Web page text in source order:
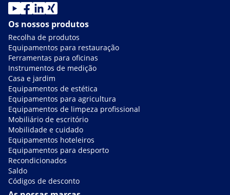
Os nossos produtos
Recolha de produtos
Equipamentos para restauração
Ferramentas para oficinas
Instrumentos de medição
Casa e jardim
Equipamentos de estética
Equipamentos para agricultura
Equipamentos de limpeza profissional
Mobiliário de escritório
Mobilidade e cuidado
Equipamentos hoteleiros
Equipamentos para desporto
Recondicionados
Saldo
Códigos de desconto